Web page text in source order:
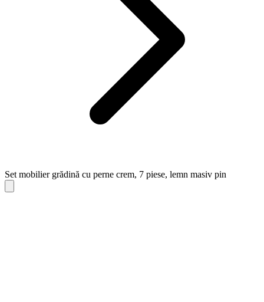
Set mobilier grădină cu perne crem, 7 piese, lemn masiv pin